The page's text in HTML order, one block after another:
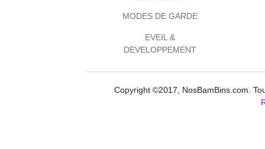
MODES DE GARDE
EVEIL &
DEVELOPPEMENT
Copyright ©2017, NosBamBins.com.